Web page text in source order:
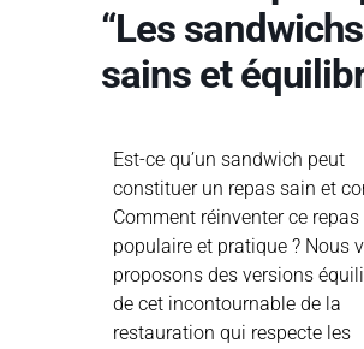
“Les sandwichs
sains et
Est-ce qu’un sandwich peut
constituer un repas sain et
Comment réinventer ce repas
populaire et pratique ? Nous
proposons des versions
de cet incontournable de la
restauration qui respecte les